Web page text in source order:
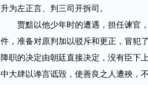
升为左正言、判三司开拆司。
贾黯以他少年时的遭遇，担任谏官，
件，准备对原判加以驳斥和更正，冒犯
降职的决定由朝廷直接决定，没有臣下
中大肆以谗言诋毁，使善良之人遭殃，